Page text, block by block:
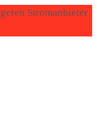
Stromanbieter